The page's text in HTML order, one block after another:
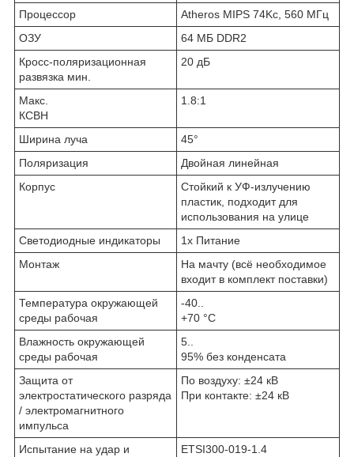
Процессор
Atheros MIPS 74Kc, 560 МГц
ОЗУ
64 МБ DDR2
Кросс-поляризационная
развязка мин.
20 дБ
Макс.
КСВН
1.8:1
Ширина луча
45°
Поляризация
Двойная линейная
Корпус
Стойкий к УФ-излучению
пластик, подходит для
использования на улице
Светодиодные индикаторы
1х Питание
Монтаж
На мачту (всё необходимое
входит в комплект поставки)
Температура окружающей
среды рабочая
-40..
+70 °C
Влажность окружающей
среды рабочая
5..
95% без конденсата
Защита от
электростатического разряда
/ электромагнитного
импульса
По воздуху: ±24 кВ
При контакте: ±24 кВ
Испытание на удар и
ETSI300-019-1.4